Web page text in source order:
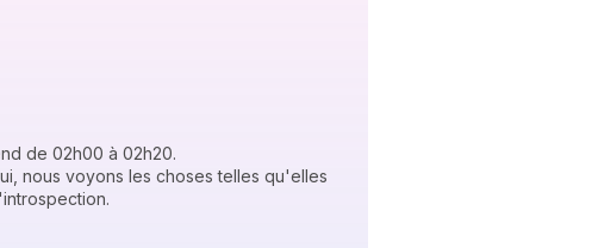
de 02h00 à 02h20.
nous voyons les choses telles qu'elles